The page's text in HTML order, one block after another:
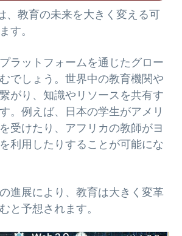
、教育の未来を大きく変える可
す。
ラットフォームを通じたグロー
でしょう。世界中の教育機関や
がり、知識やリソースを共有す
。例えば、日本の学生がアメリ
受けたり、アフリカの教師がヨ
利用したりすることが可能にな
進展により、教育は大きく変革
と予想されます。